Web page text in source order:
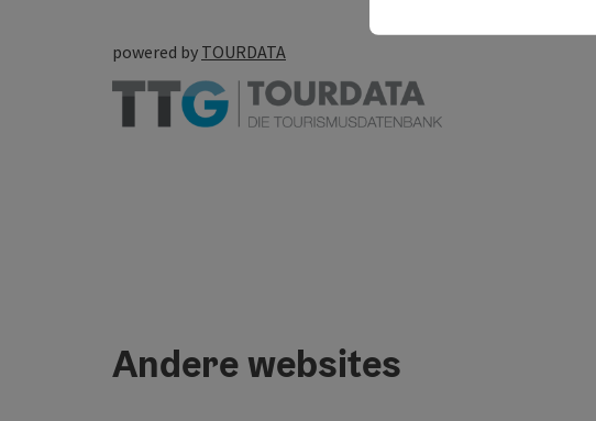
powered by TOURDATA
Andere websites